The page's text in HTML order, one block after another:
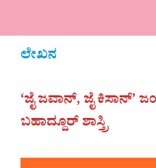
ಲೇಖನ
‘ಜೈ ಜವಾನ್, ಜೈ
ಬಹಾದ್ದೂರ್ ಶಾಸ್ತ್ರಿ